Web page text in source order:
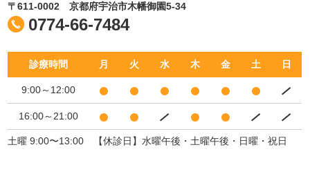
〒611-0002 京都府宇治市木幡御園5-34
0774-66-7484
診療時間 月 火 水 木 金 土 日
9:00～12:00
16:00～21:00
土曜 9:00〜13:00 【休診日】水曜午後・土曜午後・日曜・祝日